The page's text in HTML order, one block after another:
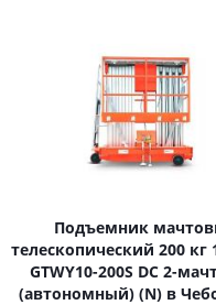
Подъемник
телескопический 200 кг 10 м TOR
GTWY10-200S DC 2-
(автономный) (N) в